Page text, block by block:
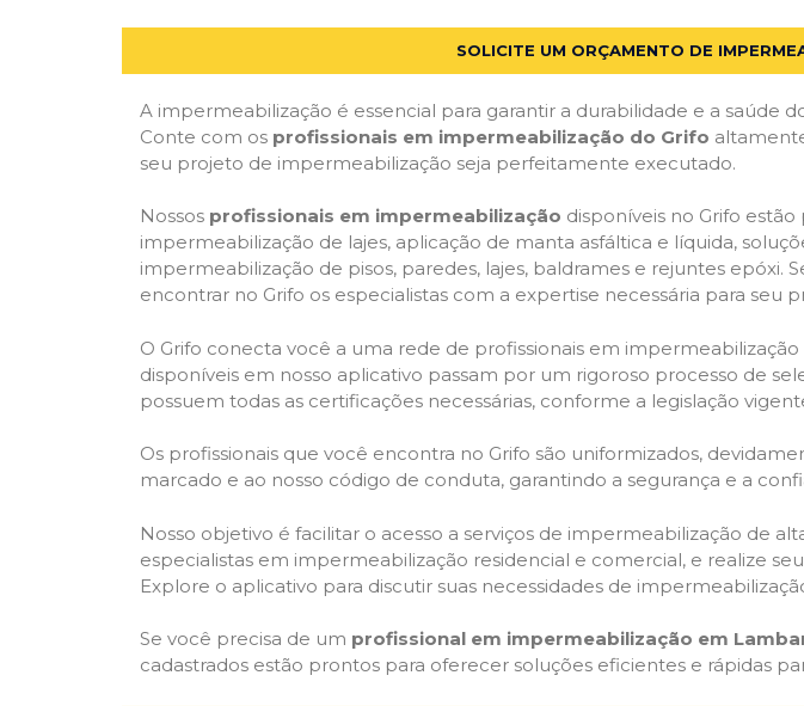
SOLICITE UM ORÇAMENTO DE
A impermeabilização é essencial para garantir a durabilidade e a saúde
Conte com os profissionais em impermeabilização do Grifo
seu projeto de impermeabilização seja perfeitamente executado.
Nossos profissionais em impermeabilização disponíveis no Grifo
impermeabilização de lajes, aplicação de manta asfáltica e líquida,
impermeabilização de pisos, paredes, lajes, baldrames e rejuntes epóxi.
encontrar no Grifo os especialistas com a expertise necessária para seu
O Grifo conecta você a uma rede de profissionais em
disponíveis em nosso aplicativo passam por um rigoroso processo de
possuem todas as certificações necessárias, conforme a legislação
Os profissionais que você encontra no Grifo são uniformizados,
marcado e ao nosso código de conduta, garantindo a segurança e a
Nosso objetivo é facilitar o acesso a serviços de impermeabilização de
especialistas em impermeabilização residencial e comercial, e realize
Explore o aplicativo para discutir suas necessidades de
Se você precisa de um profissional em impermeabilização em
cadastrados estão prontos para oferecer soluções eficientes e rápidas